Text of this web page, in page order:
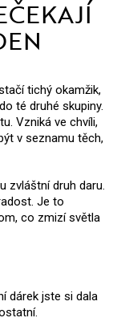
tichý okamžik,
té druhé skupiny.
Vzniká ve chvíli,
v seznamu těch,
zvláštní druh daru.
Je to
co zmizí světla
dárek jste si dala